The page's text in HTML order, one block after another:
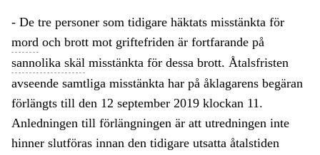
- De tre personer som tidigare häktats misstänkta för
mord och brott mot griftefriden är fortfarande på
sannolika skäl misstänkta för dessa brott. Åtalsfristen
avseende samtliga misstänkta har på åklagarens begäran
förlängts till den 12 september 2019 klockan 11.
Anledningen till förlängningen är att utredningen inte
hinner slutföras innan den tidigare utsatta åtalstiden